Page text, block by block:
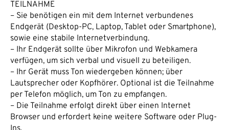
TEILNAHME
– Sie benötigen ein mit dem Internet verbundenes
Endgerät (Desktop-PC, Laptop, Tablet oder Smartphone),
sowie eine stabile Internetverbindung.
– Ihr Endgerät sollte über Mikrofon und Webkamera
verfügen, um sich verbal und visuell zu beteiligen.
– Ihr Gerät muss Ton wiedergeben können; über
Lautsprecher oder Kopfhörer. Optional ist die Teilnahme
per Telefon möglich, um Ton zu empfangen.
– Die Teilnahme erfolgt direkt über einen Internet
Browser und erfordert keine weitere Software oder Plug-